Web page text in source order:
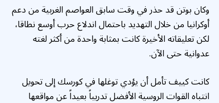
وكان بوتن قد حذر في وقت سابق العواصم الغربية من دعم
أوكرانيا من خلال التهديد باحتمال اندلاع حرب أوسع نطاقا،
لكن تعليقاته الأخيرة كانت بمثابة واحدة من أكثر لغته
عدوانية حتى الآن.
كانت كييف تأمل أن يؤدي توغلها في كورسك إلى تحويل
انتباه القوات الروسية الأفضل تدريباً بعيداً عن مواقعها